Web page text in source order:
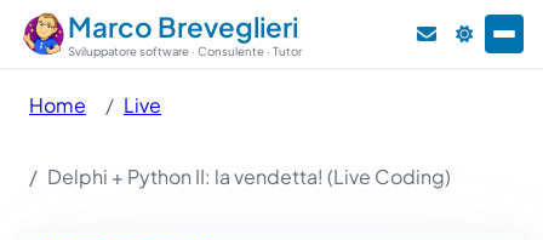
Marco Breveglieri
Sviluppatore software · Consulente · Tutor
Home Live
Delphi + Python II: la vendetta! (Live Coding)